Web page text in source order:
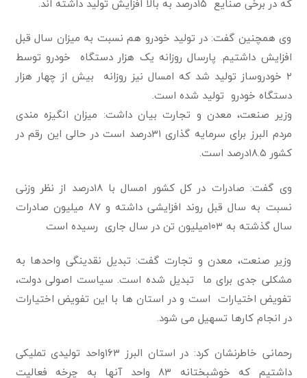
وی همچنین گفت: در تولید خودرو هم نسبت به میزان سال قبل
افزایش داشتیم. پارسال روزانه یک هزار دستگاه خودرو توسط
۲ خودروساز تولید شد که امسال نیز روزانه بیش از چهار هزار
دستگاه خودرو تولید شده است.
وزیر صنعت، معدن و تجارت بیان داشت: میزان انگیزه مندی
مردم البرز برای سرمایه گذاری ۳۱درصد است در حالی این رقم در
کشور ۱۸.۵درصد است.
وی گفت: صادرات در کل کشور امسال با ۱۸درصد از نظر وزنی
نسبت به سال قبل روند افزایشی داشته و ۸۷ میلیون صادرات
سال گذشته به ۱۰۳میلیون تن در سال جاری رسیده است
وزیر صنعت، معدن و تجارت گفت: تبدیل نقدینگی واحدها به
مشکلی جدی برای ما تبدیل شده است. سیاست اصولی دولت،
تفویض اختیارات است و در استان ها با این تفویض اختیارات
در انجام کارها تسهیل می شود.
رحمانی خاطرنشان کرد: در استان البرز ۱۶۳واحد تولیدی تملیکی
داشتیم که خوشبختانه ۸۳ واحد آنها به چرخه فعالیت